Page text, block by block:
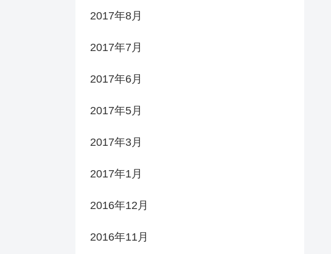
2017年8月
2017年7月
2017年6月
2017年5月
2017年3月
2017年1月
2016年12月
2016年11月